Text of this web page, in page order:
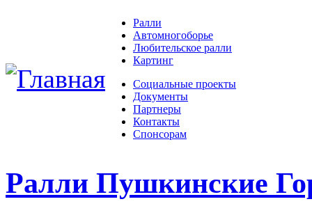
Ралли
Автомногоборье
Любительское ралли
Картинг
Социальные проекты
Документы
Партнеры
Контакты
Спонсорам
Ралли Пушкинские